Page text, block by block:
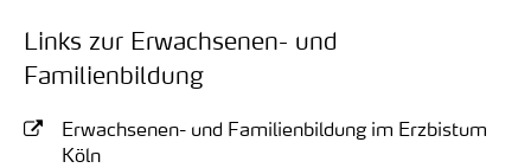
Links zur Erwachsenen- und
Familienbildung
Erwachsenen- und Familienbildung im Erzbistum
Köln